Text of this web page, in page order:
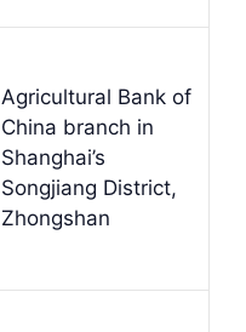
Agricultural Bank of
China branch in
Shanghai’s
Songjiang District,
Zhongshan